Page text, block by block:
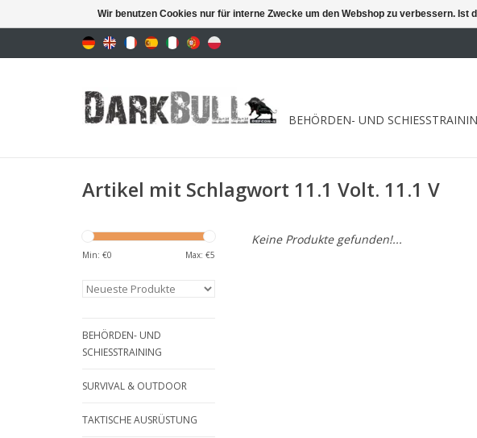
BEHÖRDEN- UND
Artikel mit Schlagwort 11.1 Volt. 11.1 V
Min: €0 Max: €5
BEHÖRDEN- UND
SCHIESSTRAINING
SURVIVAL & OUTDOOR
TAKTISCHE AUSRÜSTUNG
Keine Produkte gefunden!...
Wir benutzen Cookies nur für interne Zwecke um den Webshop zu verbessern. Ist